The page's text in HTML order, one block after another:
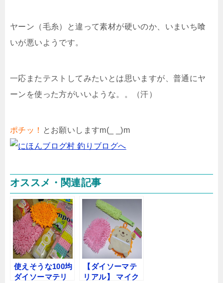
ヤーン（毛糸）と違って素材が硬いのか、いまいち喰
いが悪いようです。
一応またテストしてみたいとは思いますが、普通にヤ
ーンを使った方がいいような。。（汗）
ポチッ！ とお願いしますm(_ _)m
オススメ・関連記事
使えそうな100均
ダイソーマテリ
【ダイソーマテ
リアル】 マイク